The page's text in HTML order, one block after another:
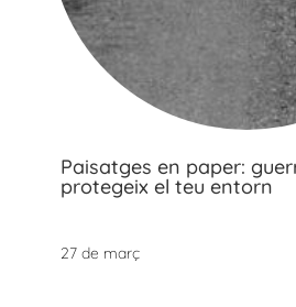
Paisatges en paper:
protegeix el teu entorn
27 de març